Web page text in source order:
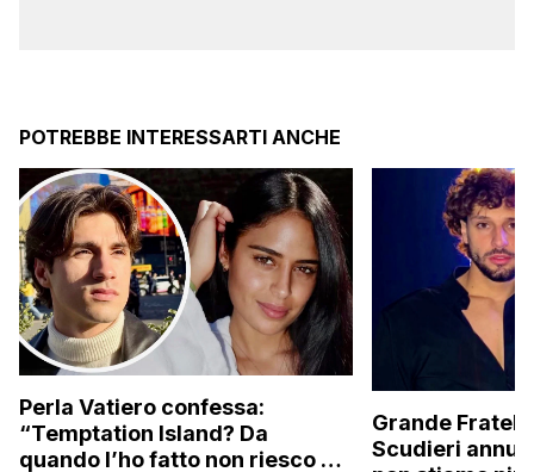
POTREBBE INTERESSARTI ANCHE
Perla Vatiero confessa:
“Temptation Island? Da
quando l’ho fatto non riesco più
Grande
Scudieri